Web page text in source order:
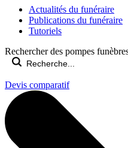
Actualités du funéraire
Publications du funéraire
Tutoriels
Rechercher des pompes
Devis comparatif